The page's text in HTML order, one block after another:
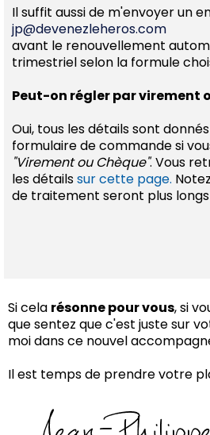
Il suffit aussi de m'envoyer un
jp@devenezleheros.com
avant le renouvellement
trimestriel selon la formule
Peut-on régler par virement
Oui, tous les détails sont
formulaire de commande si
"Virement ou Chèque". Vous
les détailssur cette page.
de traitement seront plus
Si cela résonne pour vous, si
que sentez que c'est juste sur
moi dans ce nouvel
Il est temps de prendre votre